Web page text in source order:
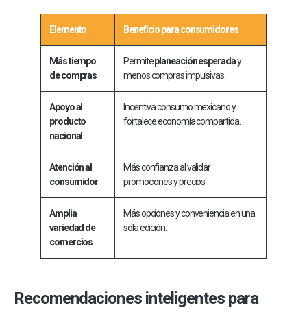
Elemento Beneficio para consumidores
Más tiempo
de compras
Permiteplaneación esperaday
menos compras impulsivas.
Apoyo al
producto
nacional
Incentiva consumo mexicano y
fortalece economía compartida.
Atención al
consumidor
Más confianza al validar
promociones y precios.
Amplia
variedad de
comercios
Más opciones y conveniencia en una
sola edición.
Recomendaciones inteligentes para